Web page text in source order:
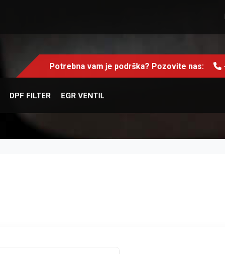
Potrebna vam je podrška? Pozovite nas:
DPF FILTER EGR VENTIL